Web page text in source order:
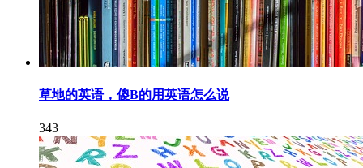
草地的英语，傻B的用英语怎么说
343